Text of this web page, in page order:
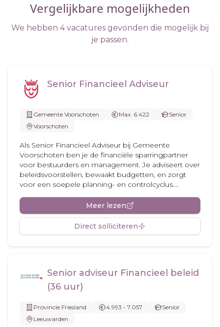
Vergelijkbare mogelijkheden
We hebben 4 vacatures gevonden die mogelijk bij
je passen.
Senior Financieel Adviseur
Gemeente Voorschoten Max. 6.422
Senior
Voorschoten
Als Senior Financieel Adviseur bij Gemeente
Voorschoten ben je de financiële sparringpartner
voor bestuurders en management. Je adviseert over
beleidsvoorstellen, bewaakt budgetten, en zorgt
voor een soepele planning- en controlcyclus....
Meer lezen
Direct solliciteren
Senior adviseur Financieel beleid
(36 uur)
Provincie Friesland 4.993 - 7.057
Senior
Leeuwarden